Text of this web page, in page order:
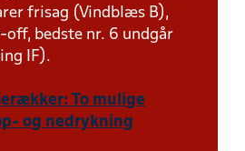
frisag (Vindblæs B),
off, bedste nr. 6 undgår
IF).
To mulige
og nedrykning